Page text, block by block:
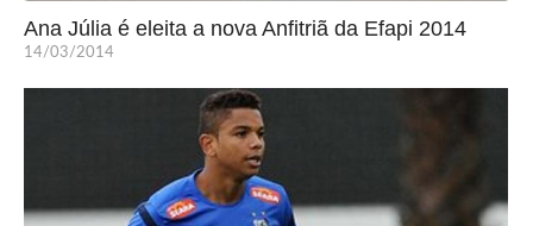
Ana Júlia é eleita a nova Anfitriã da Efapi 2014
14/03/2014